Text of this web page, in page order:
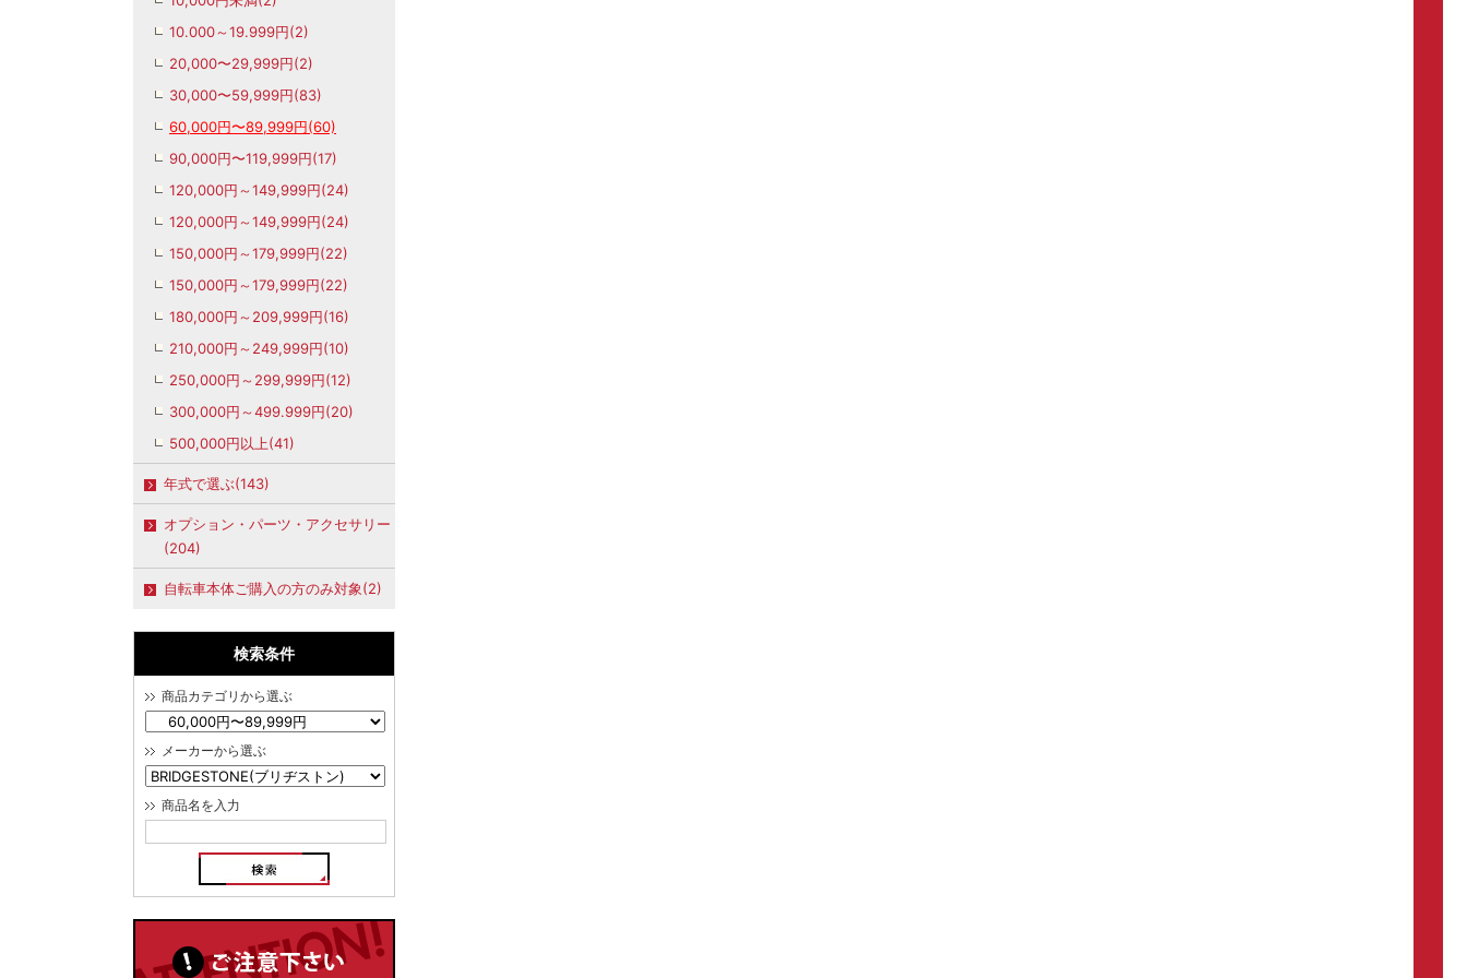
10.000～19.999円(2)
20,000〜29,999円(2)
30,000〜59,999円(83)
60,000円〜89,999円(60)
90,000円〜119,999円(17)
120,000円～149,999円(24)
120,000円～149,999円(24)
150,000円～179,999円(22)
150,000円～179,999円(22)
180,000円～209,999円(16)
210,000円～249,999円(10)
250,000円～299,999円(12)
300,000円～499.999円(20)
500,000円以上(41)
年式で選ぶ(143)
オプション・パーツ・アクセサリー
(204)
自転車本体ご購入の方のみ対象(2)
検索条件
商品カテゴリから選ぶ
メーカーから選ぶ
商品名を入力